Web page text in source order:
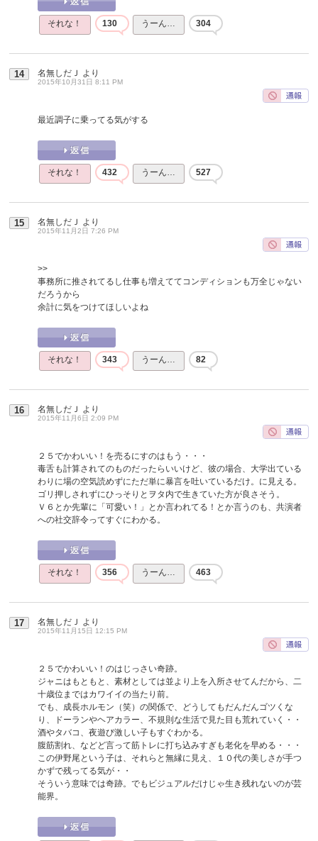
それな！ 130 うーん… 304
14 名無しだＪ より
2015年10月31日 8:11 PM
最近調子に乗ってる気がする
それな！ 432 うーん… 527
15 名無しだＪ より
2015年11月2日 7:26 PM
>>
事務所に推されてるし仕事も増えててコンディションも万全じゃない
だろうから
余計に気をつけてほしいよね
それな！ 343 うーん… 82
16 名無しだＪ より
2015年11月6日 2:09 PM
２５でかわいい！を売るにすのはもう・・・
毒舌も計算されてのものだったらいいけど、彼の場合、大学出ている
わりに場の空気読めずにただ単に暴言を吐いているだけ。に見える。
ゴリ押しされずにひっそりとヲタ内で生きていた方が良さそう。
Ｖ６とか先輩に「可愛い！」とか言われてる！とか言うのも、共演者
への社交辞令ってすぐにわかる。
それな！ 356 うーん… 463
17 名無しだＪ より
2015年11月15日 12:15 PM
２５でかわいい！のはじっさい奇跡。
ジャニはもともと、素材としては並より上を入所させてんだから、二
十歳位まではカワイイの当たり前。
でも、成長ホルモン（笑）の関係で、どうしてもだんだんゴツくな
り、ドーランやヘアカラー、不規則な生活で見た目も荒れていく・・
酒やタバコ、夜遊び激しい子もすぐわかる。
腹筋割れ、などど言って筋トレに打ち込みすぎも老化を早める・・・
この伊野尾という子は、それらと無縁に見え、１０代の美しさが手つ
かずで残ってる気が・・
そういう意味では奇跡。でもビジュアルだけじゃ生き残れないのが芸
能界。